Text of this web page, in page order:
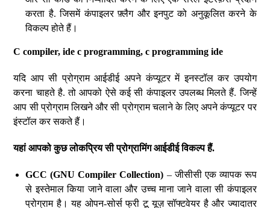
करता है. जिसमें कंपाइलर फ़्लैग और इनपुट को अनुकूलित करने के
विकल्प होते हैं।
C compiler, ide c programming, c programming ide
यदि आप सी प्रोग्राम आईडीई अपने कंप्यूटर में इनस्टॉल कर उपयोग
करना चाहते है. तो आपको ऐसे कई सी कंपाइलर उपलब्ध मिलते हैं. जिन्हें
आप सी प्रोग्राम लिखने और सी प्रोग्राम चलाने के लिए अपने कंप्यूटर पर
इंस्टॉल कर सकते हैं।
यहां आपको कुछ लोकप्रिय सी प्रोग्रामिंग आईडीई विकल्प हैं.
GCC (GNU Compiler Collection) – जीसीसी एक व्यापक रूप
से इस्तेमाल किया जाने वाला और उच्च माना जाने वाला सी कंपाइलर
प्रोग्राम है। यह ओपन-सोर्स फ्री टू यूज़ सॉफ्टवेयर है और ज्यादातर